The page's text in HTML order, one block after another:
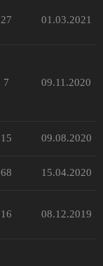
27 01.03.2021
7 09.11.2020
15 09.08.2020
68 15.04.2020
16 08.12.2019